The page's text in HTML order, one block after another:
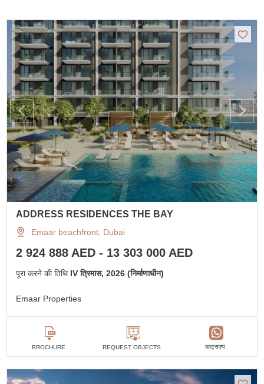
ADDRESS RESIDENCES THE BAY
Emaar beachfront, Dubai
2 924 888 AED - 13 303 000 AED
पूरा करने की तिथि IV त्रिमास, 2026 (निर्माणाधीन)
Emaar Properties
BROCHURE REQUEST OBJECTS व्हाट्सएप्प